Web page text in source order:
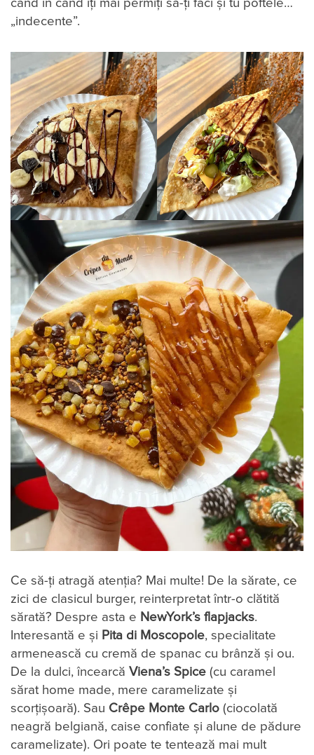
când în când îți mai permiți să-ți faci și tu poftele…
„indecente”.
Ce să-ți atragă atenția? Mai multe! De la sărate, ce
zici de clasicul burger, reinterpretat într-o clătită
sărată? Despre asta e NewYork’s flapjacks.
Interesantă e și Pita di Moscopole, specialitate
armenească cu cremă de spanac cu brânză și ou.
De la dulci, încearcă Viena’s Spice (cu caramel
sărat home made, mere caramelizate și
scorțișoară). Sau Crêpe Monte Carlo (ciocolată
neagră belgiană, caise confiate și alune de pădure
caramelizate). Ori poate te tentează mai mult